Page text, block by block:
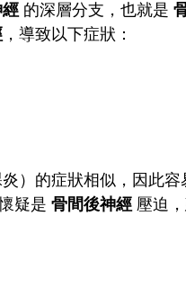
的深層分支，也就是
，導致以下症狀：
）的症狀相似，因此容
疑是 骨間後神經 壓迫